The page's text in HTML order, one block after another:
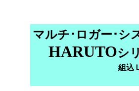
マルチ･ロガー･シ
HARUTOシ
組込